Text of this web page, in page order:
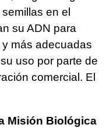
en el
su ADN para
más adecuadas
uso por parte de
comercial. El
Misión Biológica